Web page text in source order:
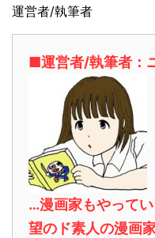
運営者/執筆者
■運営者/執筆者：
…漫画家もやって
望のド素人の漫画